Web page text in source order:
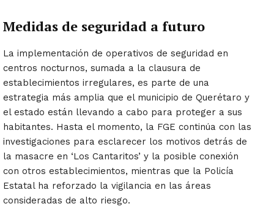
Medidas de seguridad a futuro
La implementación de operativos de seguridad en
centros nocturnos, sumada a la clausura de
establecimientos irregulares, es parte de una
estrategia más amplia que el municipio de Querétaro y
el estado están llevando a cabo para proteger a sus
habitantes. Hasta el momento, la FGE continúa con las
investigaciones para esclarecer los motivos detrás de
la masacre en ‘Los Cantaritos’ y la posible conexión
con otros establecimientos, mientras que la Policía
Estatal ha reforzado la vigilancia en las áreas
consideradas de alto riesgo.